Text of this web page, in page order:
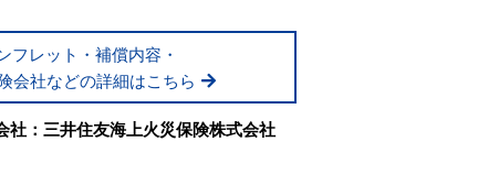
フレット・補償内容・
会社などの詳細はこちら
社：三井住友海上火災保険株式会社